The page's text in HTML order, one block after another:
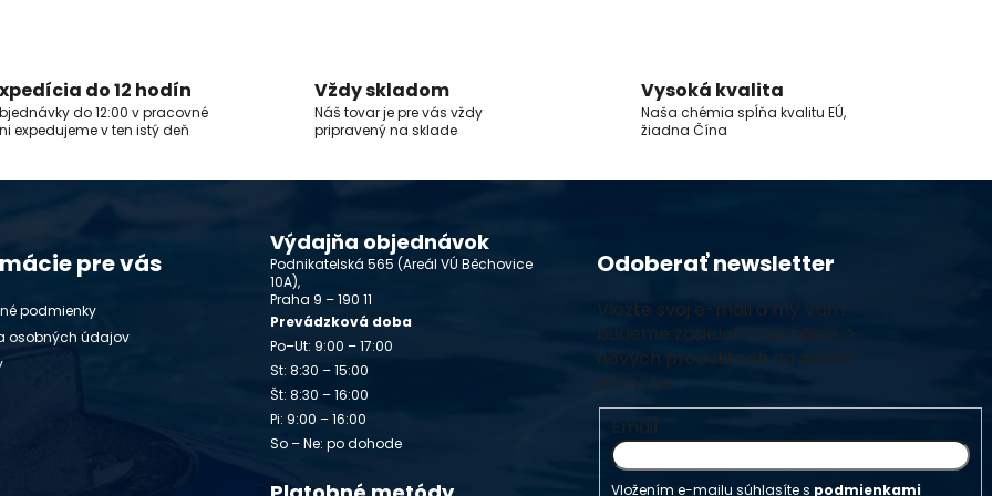
do 12 hodín
do 12:00 v pracovné
expedujeme v ten istý deň
Vždy skladom
Náš tovar je pre vás vždy
pripravený na sklade
Vysoká kvalita
Naša chémia spĺňa kvalitu EÚ,
žiadna Čína
pre vás
podmienky
osobných údajov
Výdajňa objednávok
Podnikatelská 565 (Areál VÚ Běchovice
10A),
Praha 9 – 190 11
Prevádzková doba
Po–Ut: 9:00 – 17:00
St: 8:30 – 15:00
Št: 8:30 – 16:00
Pi: 9:00 – 16:00
So – Ne: po dohode
Odoberať newsletter
Vložte svoj e-mail a my Vám
budeme zasielať informácie o
nových produktoch na našom
e-shope.
Email
Vložením e-mailu súhlasíte s podmienkami